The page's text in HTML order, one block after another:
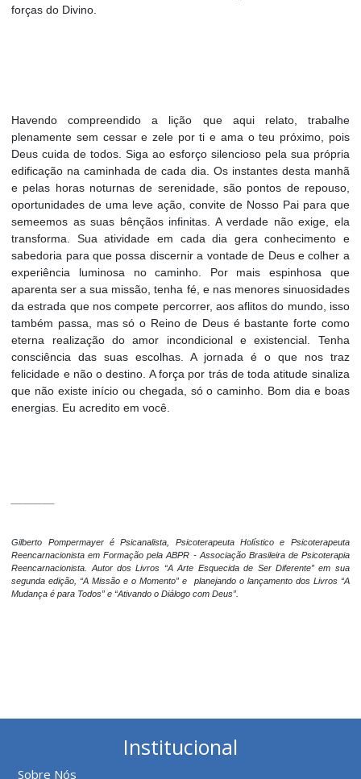
forças do Divino.
Havendo compreendido a lição que aqui relato, trabalhe
plenamente sem cessar e zele por ti e ama o teu próximo, pois
Deus cuida de todos. Siga ao esforço silencioso pela sua própria
edificação na caminhada de cada dia. Os instantes desta manhã
e pelas horas noturnas de serenidade, são pontos de repouso,
oportunidades de uma leve ação, convite de Nosso Pai para que
semeemos as suas bênçãos infinitas. A verdade não exige, ela
transforma. Sua atividade em cada dia gera conhecimento e
sabedoria para que possa discernir a vontade de Deus e colher a
experiência luminosa no caminho. Por mais espinhosa que
aparenta ser a sua missão, tenha fé, e nas menores sinuosidades
da estrada que nos compete percorrer, aos aflitos do mundo, isso
também passa, mas só o Reino de Deus é bastante forte como
eterna realização do amor incondicional e existencial. Tenha
consciência das suas escolhas. A jornada é o que nos traz
felicidade e não o destino. A força por trás de toda atitude sinaliza
que não existe início ou chegada, só o caminho. Bom dia e boas
energias. Eu acredito em você.
Gilberto Pompermayer é Psicanalista, Psicoterapeuta Holístico e Psicoterapeuta
Reencarnacionista em Formação pela ABPR - Associação Brasileira de Psicoterapia
Reencarnacionista. Autor dos Livros “A Arte Esquecida de Ser Diferente” em sua
segunda edição, “A Missão e o Momento” e planejando o lançamento dos Livros “A
Mudança é para Todos” e “Ativando o Diálogo com Deus”.
Institucional
Sobre Nós